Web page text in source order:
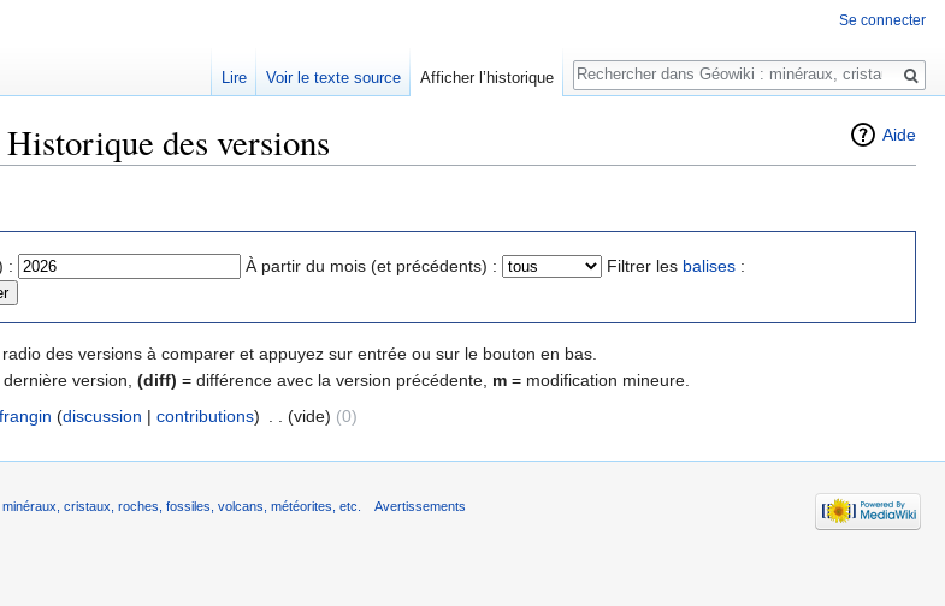
Aide
des versions
: À partir du mois (et précédents) : Filtrer les balises :
des versions à comparer et appuyez sur entrée ou sur le bouton en bas.
version, (diff) = différence avec la version précédente, m = modification mineure.
(discussion | contributions) (vide) (0)
Se connecter
Lire Voir le texte source Afficher l’historique
Rechercher
cristaux, roches, fossiles, volcans, météorites, etc. Avertissements